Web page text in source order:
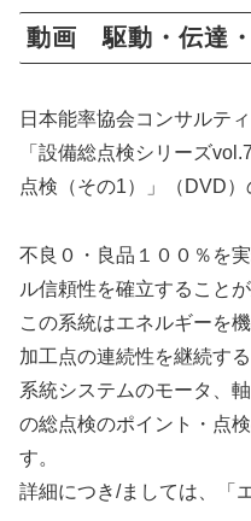
動画 駆動・伝達
日本能率協会コンサルテ
「設備総点検シリーズ
点検（その1）」（DVD）
不良０・良品１００％を
ル信頼性を確立することが
この系統はエネルギーを
加工点の連続性を継続す
系統システムのモータ、
の総点検のポイント・点
す。
詳細につき/ましては、「